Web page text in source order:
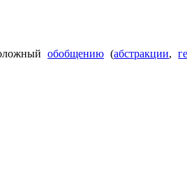
обобщению (абстракции,